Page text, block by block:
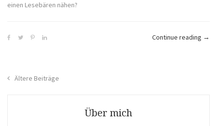
einen Lesebären nähen?
Continue reading →
Beitragsnavigation
Ältere Beiträge
Über mich